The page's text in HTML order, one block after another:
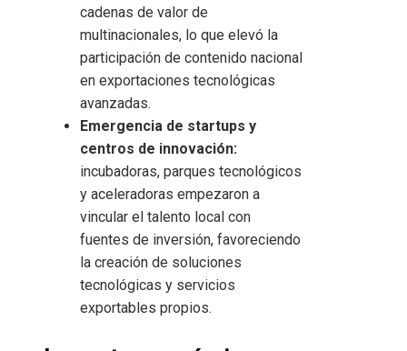
cadenas de valor de
multinacionales, lo que elevó la
participación de contenido nacional
en exportaciones tecnológicas
avanzadas.
Emergencia de startups y
centros de innovación:
incubadoras, parques tecnológicos
y aceleradoras empezaron a
vincular el talento local con
fuentes de inversión, favoreciendo
la creación de soluciones
tecnológicas y servicios
exportables propios.